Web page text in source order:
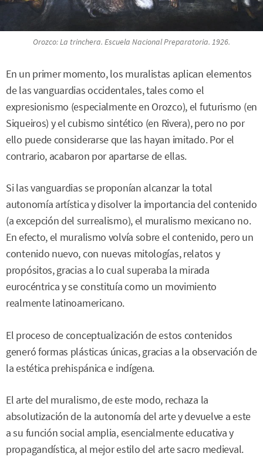
Orozco:La trinchera. Escuela Nacional Preparatoria. 1926.
En un primer momento, los muralistas aplican elementos
de las vanguardias occidentales, tales como el
expresionismo (especialmente en Orozco), el futurismo (en
Siqueiros) y el cubismo sintético (en Rivera), pero no por
ello puede considerarse que las hayan imitado. Por el
contrario, acabaron por apartarse de ellas.
Si las vanguardias se proponían alcanzar la total
autonomía artística y disolver la importancia del contenido
(a excepción del surrealismo), el muralismo mexicano no.
En efecto, el muralismo volvía sobre el contenido, pero un
contenido nuevo, con nuevas mitologías, relatos y
propósitos, gracias a lo cual superaba la mirada
eurocéntrica y se constituía como un movimiento
realmente latinoamericano.
El proceso de conceptualización de estos contenidos
generó formas plásticas únicas, gracias a la observación de
la estética prehispánica e indígena.
El arte del muralismo, de este modo, rechaza la
absolutización de la autonomía del arte y devuelve a este
a su función social amplia, esencialmente educativa y
propagandística, al mejor estilo del arte sacro medieval.